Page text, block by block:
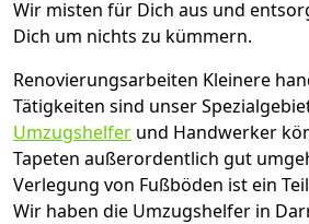
Wir misten für Dich aus und
Dich um nichts zu kümmern.
Renovierungsarbeiten Kleinere
Tätigkeiten sind unser
Umzugshelfer und Handwerker
Tapeten außerordentlich gut
Verlegung von Fußböden ist ein
Wir haben die Umzugshelfer in